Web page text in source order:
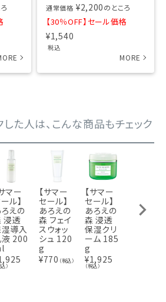
通常価格 ¥2,200のところ
【30％OFF】セール価格
¥1,540
税込
た人は、こんな商品もチェック
マー
ル】
えの
浸透
導入
液 200
）
【サマー
セール】
あろえの
森 フェイ
スウォッ
シュ 120
g
¥770 （税込）
【サマー
セール】
あろえの
森 浸透
保湿クリ
ーム 185
g
¥1,925
（税込）
セール】
あろえの